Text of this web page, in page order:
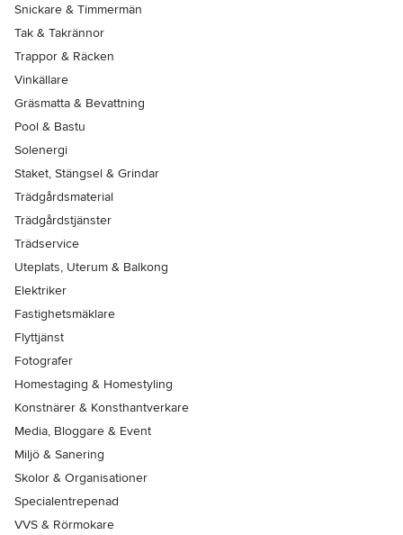
Snickare & Timmermän
Tak & Takrännor
Trappor & Räcken
Vinkällare
Gräsmatta & Bevattning
Pool & Bastu
Solenergi
Staket, Stängsel & Grindar
Trädgårdsmaterial
Trädgårdstjänster
Trädservice
Uteplats, Uterum & Balkong
Elektriker
Fastighetsmäklare
Flyttjänst
Fotografer
Homestaging & Homestyling
Konstnärer & Konsthantverkare
Media, Bloggare & Event
Miljö & Sanering
Skolor & Organisationer
Specialentrepenad
VVS & Rörmokare